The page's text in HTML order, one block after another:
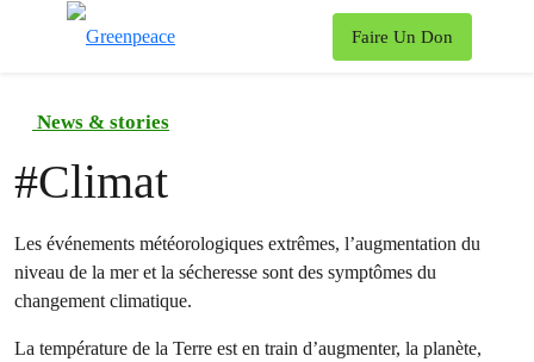
Faire Un Don
News & stories
#Climat
Les événements météorologiques extrêmes, l’augmentation du
niveau de la mer et la sécheresse sont des symptômes du
changement climatique.
La température de la Terre est en train d’augmenter, la planète,